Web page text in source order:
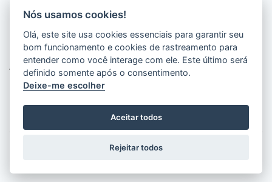
Localização
Hospital Universitário Onofre Lopes - HUOL
Av. Nilo Peçanha, 620 - Petrópolis
Natal - RN, 59012-300
2026 © LAIS (HUOL). Todos os direitos
Nós usamos cookies!
Olá, este site usa cookies essenciais para garantir seu
bom funcionamento e cookies de rastreamento para
entender como você interage com ele. Este último será
definido somente após o consentimento.
Deixe-me escolher
Aceitar todos
Rejeitar todos